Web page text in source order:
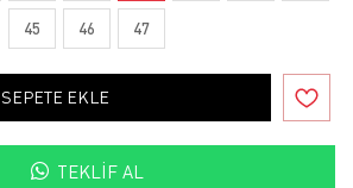
45 46 47
SEPETE EKLE
TEKLIF AL